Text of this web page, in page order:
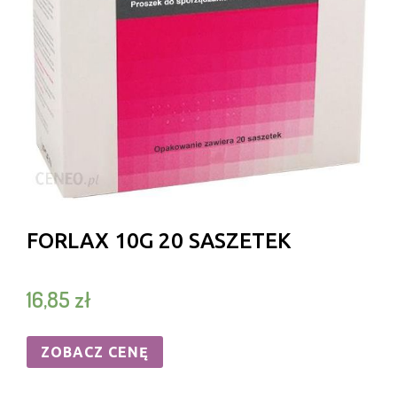
FORLAX 10G 20 SASZETEK
16,85 zł
ZOBACZ CENĘ